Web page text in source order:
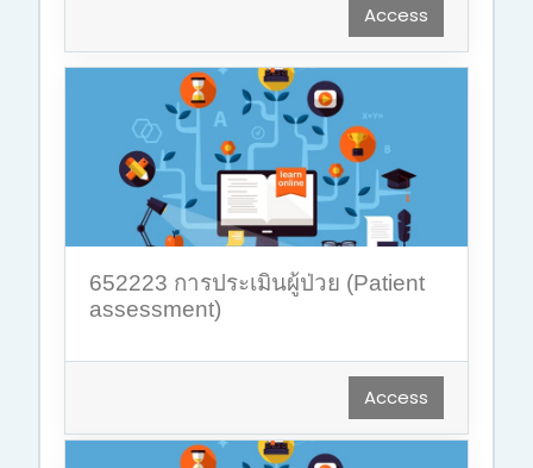
Access
652223 การประเมินผู้ป่วย (Patient
assessment)
Access